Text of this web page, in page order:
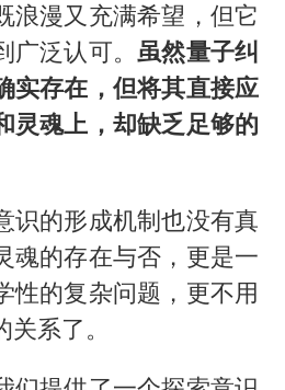
浪漫又充满希望，但它
广泛认可。虽然量子纠
实存在，但将其直接应
灵魂上，却缺乏足够的
识的形成机制也没有真
魂的存在与否，更是一
性的复杂问题，更不用
系了。